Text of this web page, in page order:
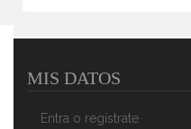
MIS DATOS
Entra o regístrate